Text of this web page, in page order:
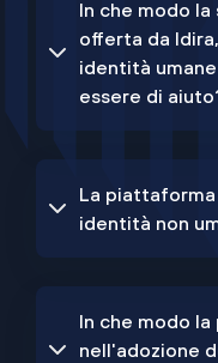
In che modo la
offerta da
identità
essere di
La
identità non
In che modo
nell'adozione